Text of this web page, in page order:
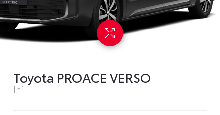
Toyota PROACE VERSO
Iní